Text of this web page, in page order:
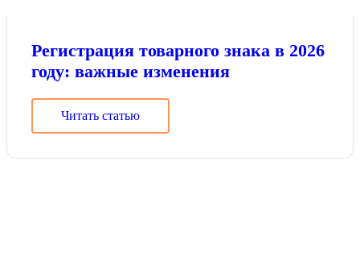
Регистрация товарного знака в 2026
году: важные изменения
Читать статью